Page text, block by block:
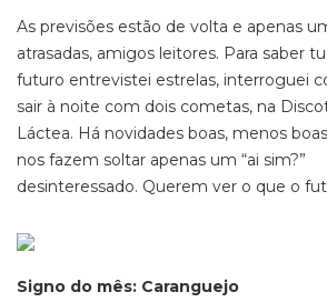
As previsões estão de volta e apenas
atrasadas, amigos leitores. Para saber
futuro entrevistei estrelas, interroguei
sair à noite com dois cometas, na
Láctea. Há novidades boas, menos
nos fazem soltar apenas um “ai sim?”
desinteressado. Querem ver o que o
Signo do mês: Caranguejo